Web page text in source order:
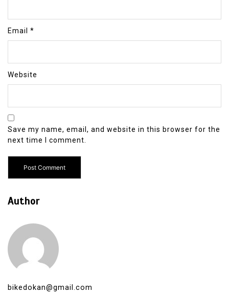
Email *
Website
Save my name, email, and website in this browser for the
next time I comment.
Author
bikedokan@gmail.com